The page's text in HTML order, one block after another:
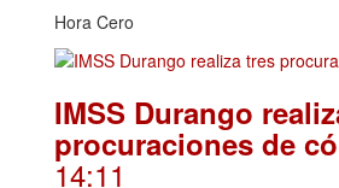
Hora Cero
IMSS Durango
procuraciones de
14:11